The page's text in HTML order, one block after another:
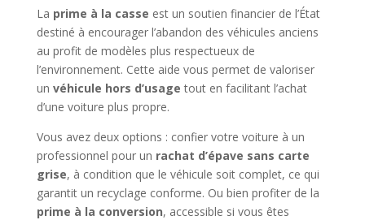
La prime à la casse est un soutien financier de l’État
destiné à encourager l’abandon des véhicules anciens
au profit de modèles plus respectueux de
l’environnement. Cette aide vous permet de valoriser
un véhicule hors d’usage tout en facilitant l’achat
d’une voiture plus propre.
Vous avez deux options : confier votre voiture à un
professionnel pour un rachat d’épave sans carte
grise, à condition que le véhicule soit complet, ce qui
garantit un recyclage conforme. Ou bien profiter de la
prime à la conversion, accessible si vous êtes